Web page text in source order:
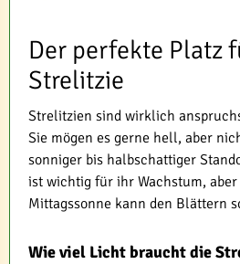
Der perfekte Platz
Strelitzie
Strelitzien sind wirklich
Sie mögen es gerne hell, aber
sonniger bis halbschattiger
ist wichtig für ihr Wachstum,
Mittagssonne kann den Blättern
Wie viel Licht braucht die